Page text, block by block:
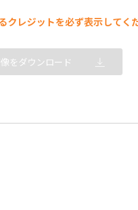
クレジットを必ず表示してく
をダウンロード